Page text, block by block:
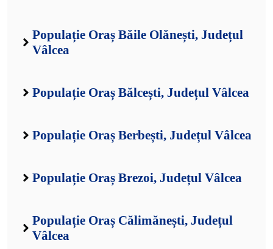
Populație Oraș Băile Olănești, Județul
Vâlcea
Populație Oraș Bălcești, Județul Vâlcea
Populație Oraș Berbești, Județul Vâlcea
Populație Oraș Brezoi, Județul Vâlcea
Populație Oraș Călimănești, Județul
Vâlcea